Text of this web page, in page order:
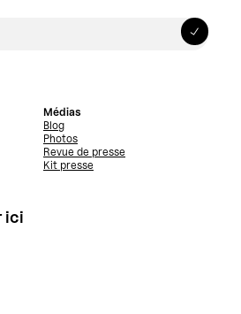
Médias
Blog
Photos
Revue de presse
Kit presse
ici